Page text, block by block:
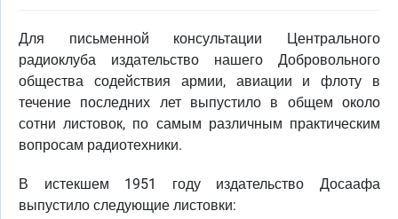
Для письменной консультации Центрального
радиоклуба издательство нашего Добровольного
общества содействия армии, авиации и флоту в
течение последних лет выпустило в общем около
сотни листовок, по самым различным практическим
вопросам радиотехники.
В истекшем 1951 году издательство Досаафа
выпустило следующие листовки: